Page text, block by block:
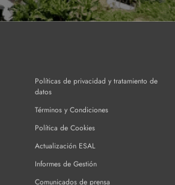
Políticas de privacidad y tratamiento de
datos
Términos y Condiciones
Política de Cookies
Actualización ESAL
Informes de Gestión
Comunicados de prensa